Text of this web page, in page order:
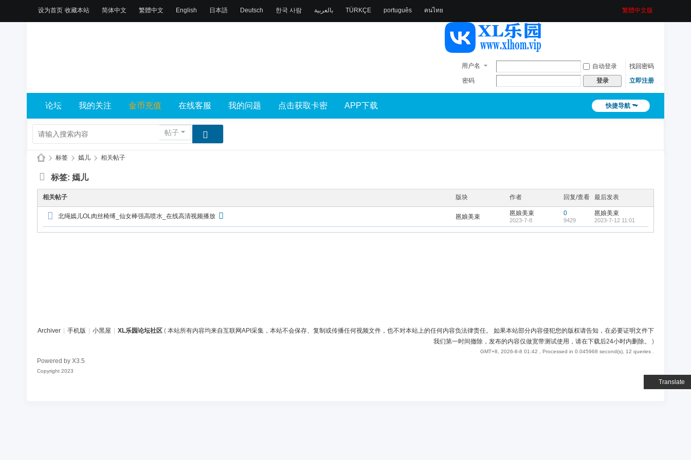
设为首页 收藏本站
Translate
简体中文 繁體中文 English 日本語 Deutsch 한국 사람 بالعربية TÜRKÇE português คนไทย 繁體中文版
用户名 自动登录
找回密码
密码
登录 立即注册
快捷导航
论坛 我的关注 金币充值 在线客服 我的问题 点击获取卡密 APP下载
帖子
X
L
乐
论
› 标签 › 嫣儿 › 相关帖子
标签: 嫣儿
相关帖子 版块 作者 回复/查看 最后发表
北绳嫣儿OL肉丝椅缚_仙女棒强高喷水_在线高清视频播放 邕娘美束 邕娘美束
2023-7-8
0
9429
邕娘美束
2023-7-12 11:01
Archiver 手机版 小黑屋 XL乐园论坛社区 ( 本站所有内容均来自互联网API采集，本站不会保存、复制或传播任何视频文件，也不对本站上的任何内容负法律责任。 如果本站部分内容侵犯您的版权请告知，在必要证明文件下
我们第一时间撤除，发布的内容仅做宽带测试使用，请在下载后24小时内删除。
)
GMT+8, 2026-8-8 01:42 , Processed in 0.045968 second(s), 12 queries .
Powered by X3.5
Copyright 2023